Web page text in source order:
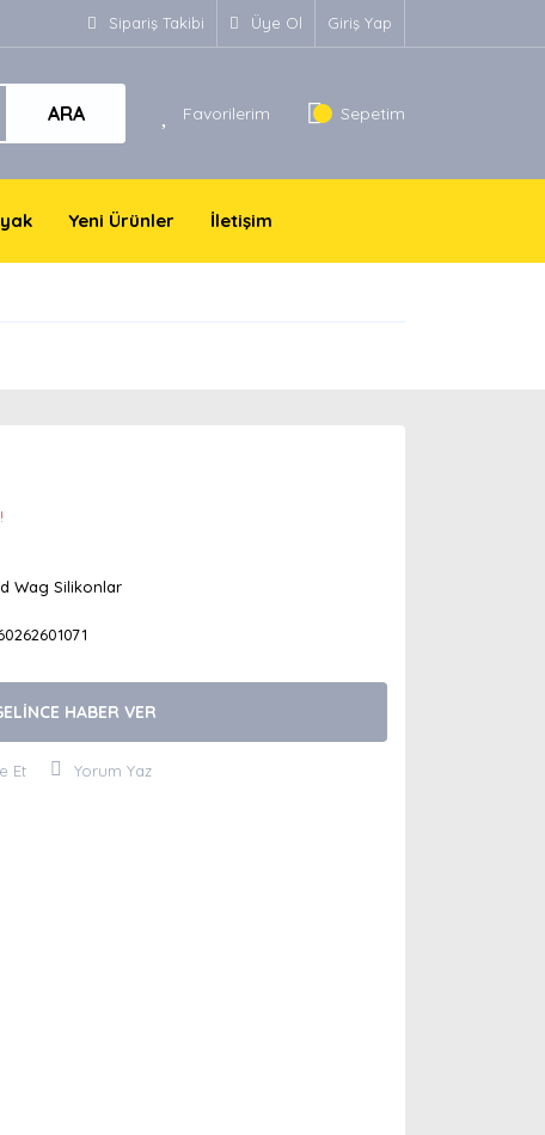
Sipariş Takibi Üye Ol Giriş Yap
ARA Favorilerim Sepetim
Yeni Ürünler İletişim
Wag Silikonlar
HABER VER
Et Yorum Yaz